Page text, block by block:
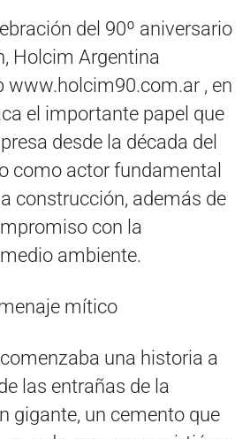
del 90º aniversario
Holcim Argentina
www.holcim90.com.ar , en
el importante papel que
desde la década del
como actor fundamental
construcción, además de
con la
ambiente.
mítico
una historia a
las entrañas de la
gigante, un cemento que